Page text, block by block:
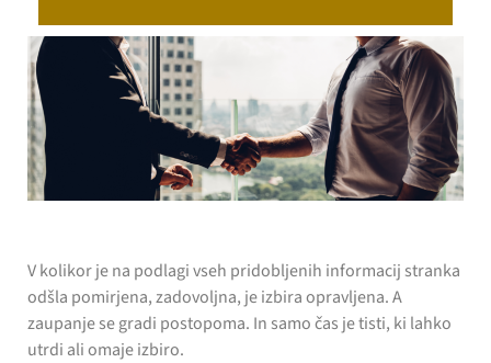
V kolikor je na podlagi vseh pridobljenih informacij stranka
odšla pomirjena, zadovoljna, je izbira opravljena. A
zaupanje se gradi postopoma. In samo čas je tisti, ki lahko
utrdi ali omaje izbiro.